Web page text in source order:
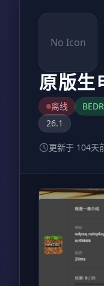
No Icon
原版生
离线
26.1
更新于 104天